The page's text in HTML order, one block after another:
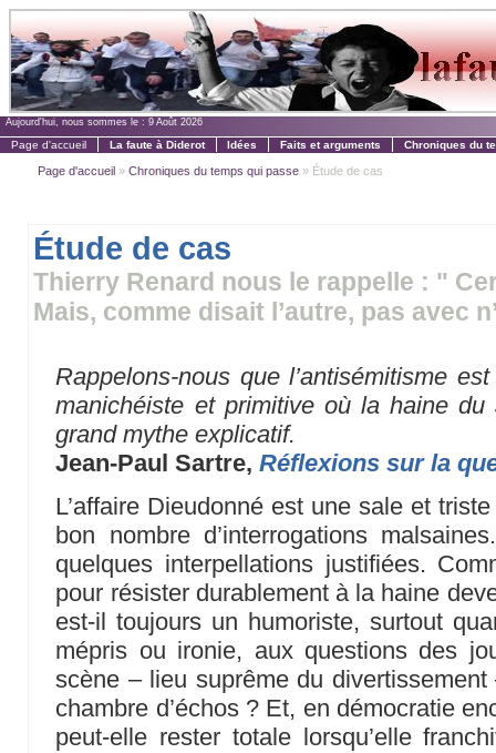
Aujourd'hui, nous sommes le : 9 Août 2026
Page d'accueil La faute à Diderot Idées Faits et arguments Chroniques du
Page d'accueil »Chroniques du temps qui passe » Étude de cas
Étude de cas
Thierry Renard nous le rappelle : "
Mais, comme disait l’autre, pas avec
Rappelons-nous que l’antisémitisme
manichéiste et primitive où la haine
grand mythe explicatif.
Jean-Paul Sartre,Réflexions sur la
L’affaire Dieudonné est une sale et
bon nombre d’interrogations
quelques interpellations justifiées.
pour résister durablement à la haine
est-il toujours un humoriste, surtout
mépris ou ironie, aux questions des
scène – lieu suprême du
chambre d’échos ? Et, en démocratie
peut-elle rester totale lorsqu’elle